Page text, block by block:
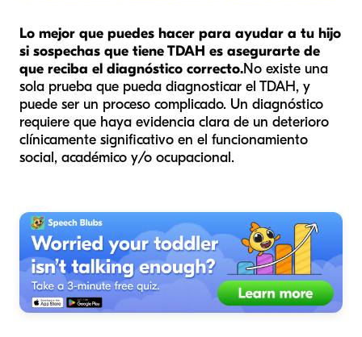
Lo mejor que puedes hacer para ayudar a tu hijo
si sospechas que tiene TDAH es asegurarte de
que reciba el diagnóstico correcto.No existe una
sola prueba que pueda diagnosticar el TDAH, y
puede ser un proceso complicado. Un diagnóstico
requiere que haya evidencia clara de un deterioro
clínicamente significativo en el funcionamiento
social, académico y/o ocupacional.